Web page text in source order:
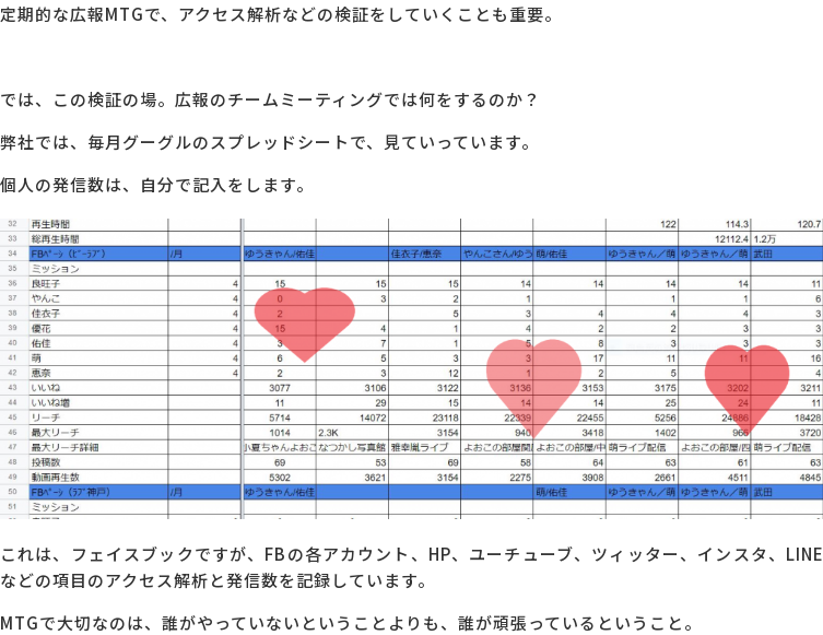
定期的な広報MTGで、アクセス解析などの検証をしていくことも重要。
では、この検証の場。広報のチームミーティングでは何をするのか？
弊社では、毎月グーグルのスプレッドシートで、見ていっています。
個人の発信数は、自分で記入をします。
これは、フェイスブックですが、FBの各アカウント、HP、ユーチューブ、ツィッター、インスタ、LINE
などの項目のアクセス解析と発信数を記録しています。
MTGで大切なのは、誰がやっていないということよりも、誰が頑張っているということ。